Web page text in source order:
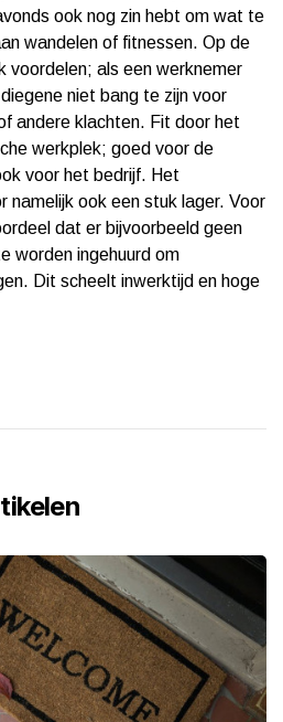
ook nog zin hebt om wat te
wandelen of fitnessen. Op de
voordelen; als een werknemer
niet bang te zijn voor
andere klachten. Fit door het
werkplek; goed voor de
voor het bedrijf. Het
namelijk ook een stuk lager. Voor
dat er bijvoorbeeld geen
worden ingehuurd om
Dit scheelt inwerktijd en hoge